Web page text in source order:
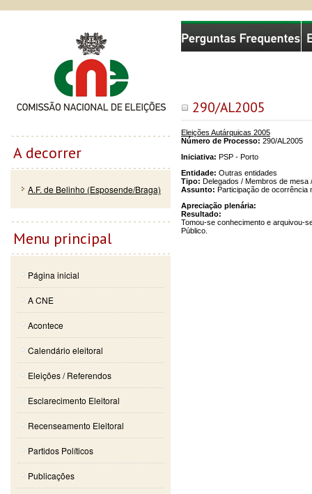
290/AL2005
Eleições Autárquicas 2005
Número de Processo: 290/AL2005
Iniciativa: PSP - Porto
Entidade: Outras entidades
Tipo: Delegados / Membros de mesa
Assunto: Participação de ocorrência
Apreciação plenária:
Resultado:
Tomou-se conhecimento e arquivou-
Público.
Comissão Nacional de Eleições
A decorrer
A.F. de Belinho (Esposende/Braga)
Menu principal
Página inicial
A CNE
Acontece
Calendário eleitoral
Eleições / Referendos
Esclarecimento Eleitoral
Recenseamento Eleitoral
Partidos Políticos
Publicações